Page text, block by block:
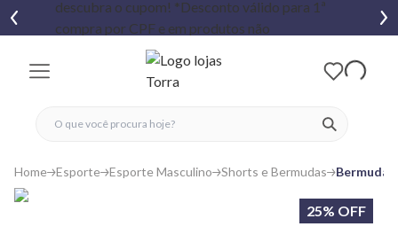
ver
fechar menu
fechar menu
favoritos
Home Esporte Esporte Masculino Shorts e Bermudas Bermuda
25% OFF